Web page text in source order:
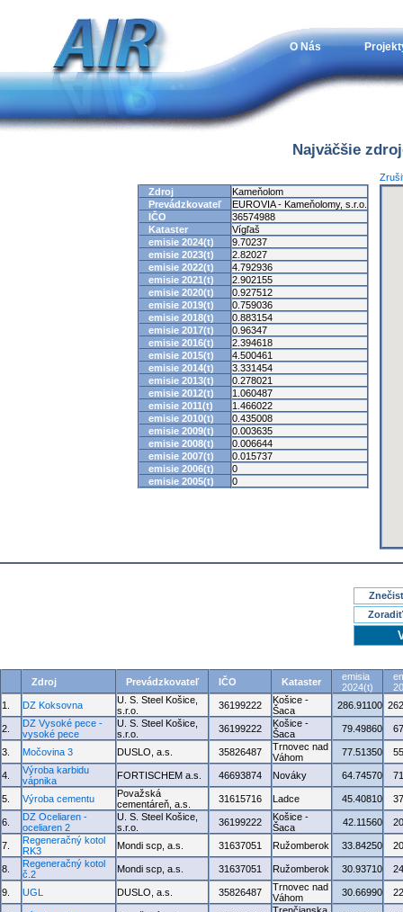
O Nás
Najväčšie
Zdroj
Kameňolom
Prevádzkovateľ
EUROVIA - Kameňolomy, s.r.o.
IČO
36574988
Kataster
Vígľaš
emisie 2024(t)
9.70237
emisie 2023(t)
2.82027
emisie 2022(t)
4.792936
emisie 2021(t)
2.902155
emisie 2020(t)
0.927512
emisie 2019(t)
0.759036
emisie 2018(t)
0.883154
emisie 2017(t)
0.96347
emisie 2016(t)
2.394618
emisie 2015(t)
4.500461
emisie 2014(t)
3.331454
emisie 2013(t)
0.278021
emisie 2012(t)
1.060487
emisie 2011(t)
1.466022
emisie 2010(t)
0.435008
emisie 2009(t)
0.003635
emisie 2008(t)
0.006644
emisie 2007(t)
0.015737
emisie 2006(t)
0
emisie 2005(t)
0
Zdroj Prevádzkovateľ IČO Kataster
emisia
2024(t)
1.
DZ Koksovna
U. S. Steel Košice,
s.r.o.
36199222
Košice -
Šaca
286.91100
2.
DZ Vysoké pece -
vysoké pece
U. S. Steel Košice,
s.r.o.
36199222
Košice -
Šaca
79.49860
3. Močovina 3 DUSLO, a.s. 35826487
Trnovec nad
Váhom
77.51350
4.
Výroba karbidu
vápnika
FORTISCHEM a.s. 46693874 Nováky 64.74570
5. Výroba cementu
Považská
cementáreň, a.s.
31615716 Ladce 45.40810
6.
DZ Oceliaren -
oceliaren 2
U. S. Steel Košice,
s.r.o.
36199222
Košice -
Šaca
42.11560
7.
Regeneračný kotol
RK3
Mondi scp, a.s. 31637051 Ružomberok 33.84250
8.
Regeneračný kotol
č.2
Mondi scp, a.s. 31637051 Ružomberok 30.93710
9. UGL DUSLO, a.s. 35826487
Trnovec nad
Váhom
30.66990